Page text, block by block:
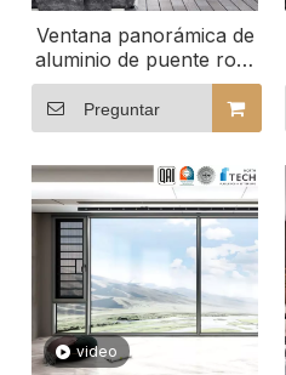
Ventana panorámica de
aluminio de puente roto
de ahorro de energía
personalizada con
aislamiento térmico
Preguntar
video